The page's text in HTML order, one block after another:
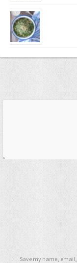
Save my name,